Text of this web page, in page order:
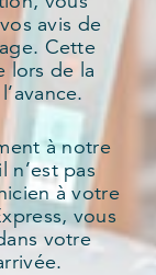
avis de
Cette
lors de la
à notre
n’est pas
à votre
vous
votre